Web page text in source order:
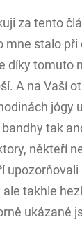
za tento
mne stalo při
díky tomuto
A na Vaší
jógy
tak
někteří
upozorňovali
takhle
ukázané